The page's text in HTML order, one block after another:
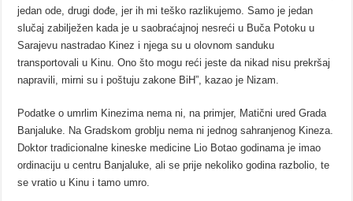
jedan ode, drugi dođe, jer ih mi teško razlikujemo. Samo je jedan
slučaj zabilježen kada je u saobraćajnoj nesreći u Buča Potoku u
Sarajevu nastradao Kinez i njega su u olovnom sanduku
transportovali u Kinu. Ono što mogu reći jeste da nikad nisu prekršaj
napravili, mirni su i poštuju zakone BiH”, kazao je Nizam.
Podatke o umrlim Kinezima nema ni, na primjer, Matični ured Grada
Banjaluke. Na Gradskom groblju nema ni jednog sahranjenog Kineza.
Doktor tradicionalne kineske medicine Lio Botao godinama je imao
ordinaciju u centru Banjaluke, ali se prije nekoliko godina razbolio, te
se vratio u Kinu i tamo umro.